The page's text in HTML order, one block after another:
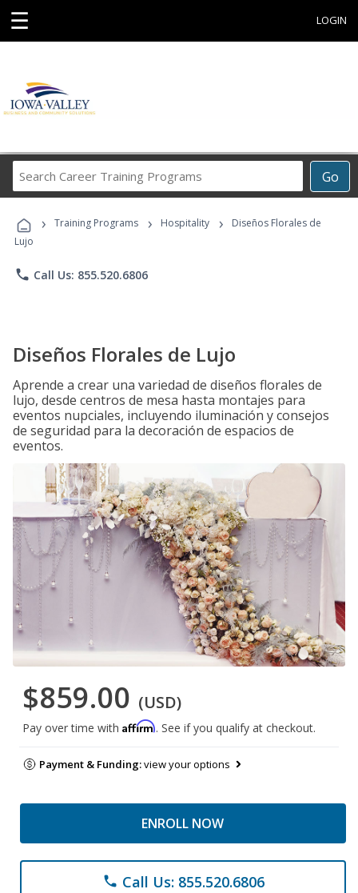
☰ LOGIN
Go
Career
Programs
› Training Programs › Hospitality ›
Diseños Florales de
Lujo
phone Call Us: 855.520.6806
Diseños Florales de Lujo
Aprende a crear una variedad de diseños florales de
lujo, desde centros de mesa hasta montajes para
eventos nupciales, incluyendo iluminación y consejos
de seguridad para la decoración de espacios de
eventos.
$859.00 (USD)
Pay over time with Affirm. See if you qualify at checkout.
Payment & Funding:view your options
ENROLL NOW
phone Call Us: 855.520.6806